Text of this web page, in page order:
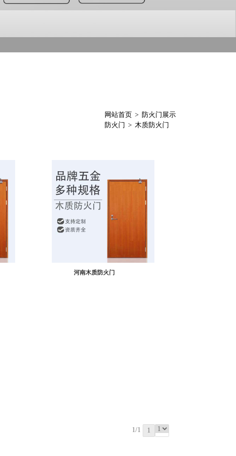
网站首页 > 防火门展示
防火门 > 木质防火门
河南木质防火门
1/1 1